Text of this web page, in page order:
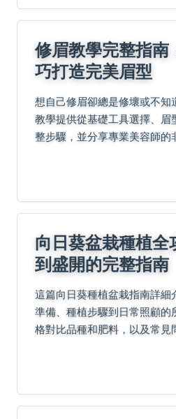
修眉教學完整指南
巧打造完美眉型
想自己修眉卻總是修壞或不知
教學提供從基礎工具選擇、眉
整步驟，並分享專業美容師的
向日葵盆栽種植
到盛開的完整指南
這篇向日葵種植盆栽指南詳細
準備、種植步驟到日常照顧的
格對比品種和肥料，以及常見